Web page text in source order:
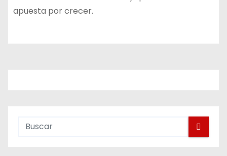
apuesta por crecer.